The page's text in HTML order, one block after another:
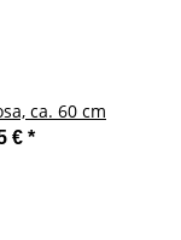
ca. 60 cm
€ *